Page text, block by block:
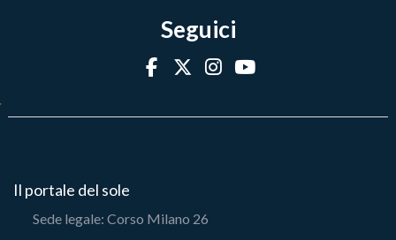
Seguici
Il portale del sole
Sede legale: Corso Milano 26